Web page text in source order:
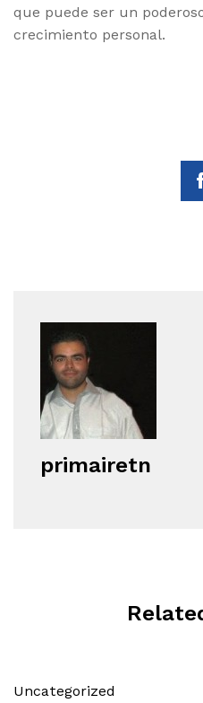
que puede ser un
crecimiento personal.
primairetn
Uncategorized